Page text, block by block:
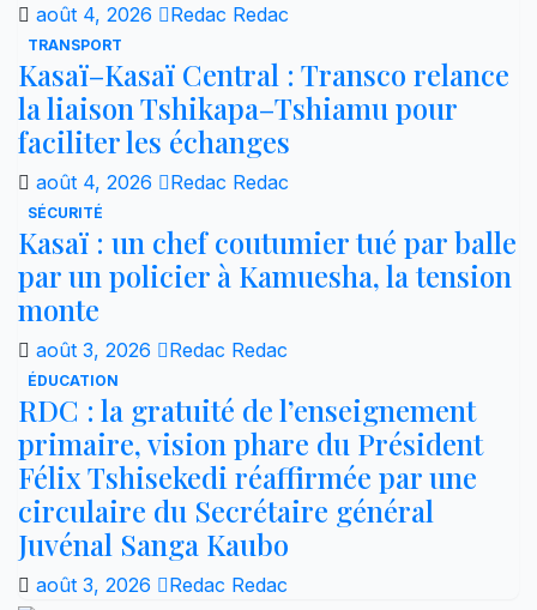
août 4, 2026 Redac Redac
TRANSPORT
Kasaï–Kasaï Central : Transco relance
la liaison Tshikapa–Tshiamu pour
faciliter les échanges
août 4, 2026 Redac Redac
SÉCURITÉ
Kasaï : un chef coutumier tué par balle
par un policier à Kamuesha, la tension
monte
août 3, 2026 Redac Redac
ÉDUCATION
RDC : la gratuité de l’enseignement
primaire, vision phare du Président
Félix Tshisekedi réaffirmée par une
circulaire du Secrétaire général
Juvénal Sanga Kaubo
août 3, 2026 Redac Redac